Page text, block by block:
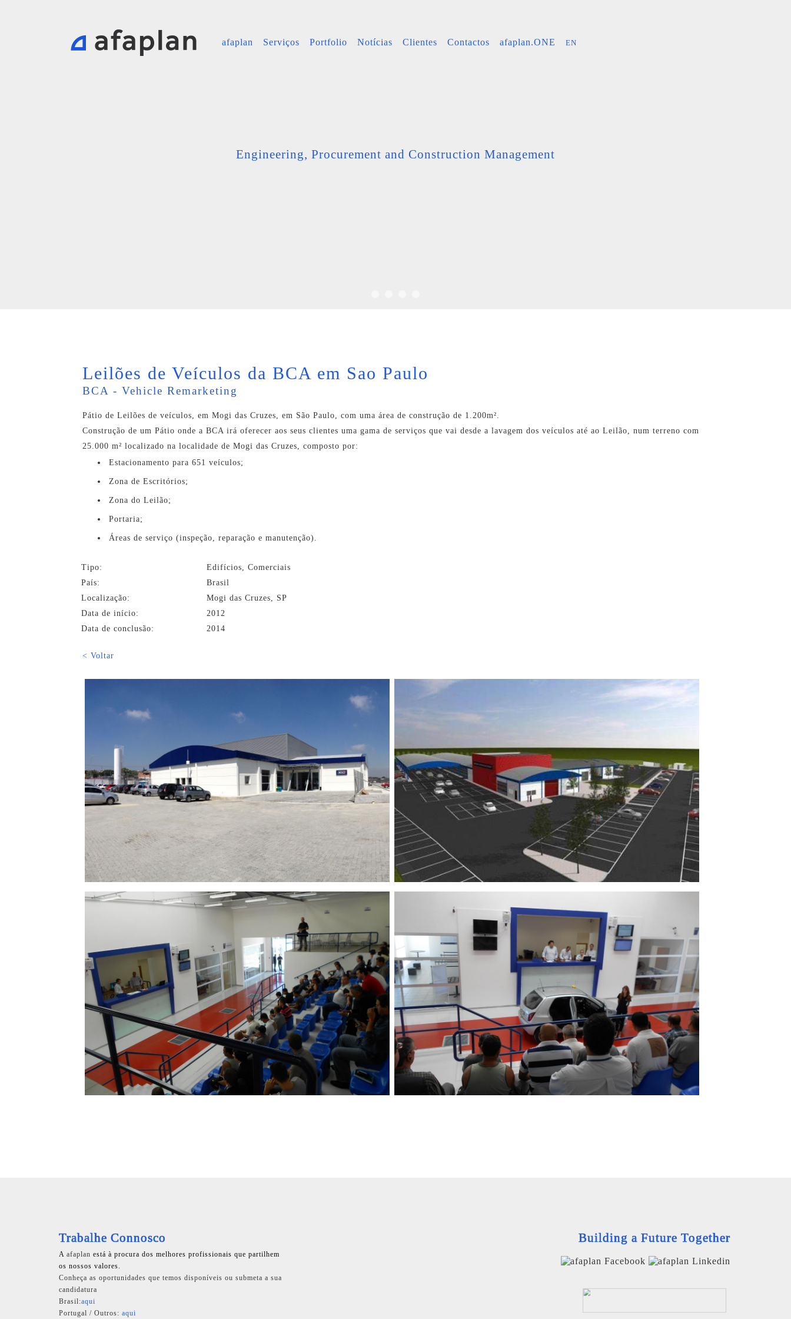
afaplan Serviços Portfolio Notícias Clientes Contactos afaplan.ONE EN
Engineering, Procurement and Construction Management
Leilões de Veículos da BCA em Sao Paulo
BCA - Vehicle Remarketing
Pátio de Leilões de veículos, em Mogi das Cruzes, em São Paulo, com uma área de construção de 1.200m².
Construção de um Pátio onde a BCA irá oferecer aos seus clientes uma gama de serviços que vai desde a lavagem dos veículos até ao Leilão, num terreno com
25.000 m² localizado na localidade de Mogi das Cruzes, composto por:
Estacionamento para 651 veículos;
Zona de Escritórios;
Zona do Leilão;
Portaria;
Áreas de serviço (inspeção, reparação e manutenção).
Tipo:
Edifícios, Comerciais
País:
Brasil
Localização:
Mogi das Cruzes, SP
Data de início:
2012
Data de conclusão:
2014
< Voltar
Trabalhe Connosco
A afaplan está à procura dos melhores profissionais que partilhem
os nossos valores.
Conheça as oportunidades que temos disponíveis ou submeta a sua
candidatura
Brasil:aqui
Portugal / Outros: aqui
Building a Future Together